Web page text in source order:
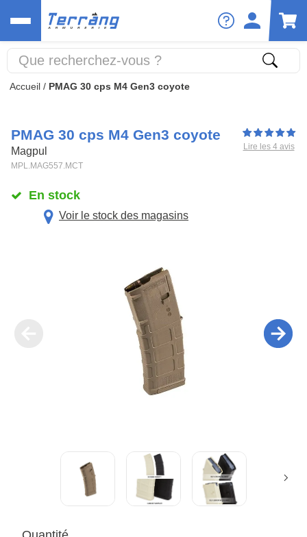
Accueil / PMAG 30 cps M4 Gen3 coyote
PMAG 30 cps M4 Gen3 coyote
Magpul
MPL.MAG557.MCT
Lire les 4 avis
En stock
Voir le stock des magasins